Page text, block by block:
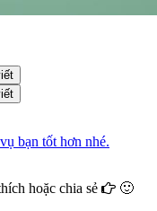
bạn tốt hơn nhé.
hoặc chia sẻ
🙂